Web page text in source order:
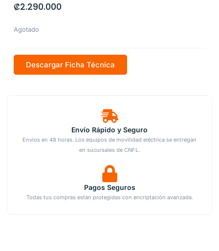
₡2.290.000
Agotado
Descargar Ficha Técnica
Envío Rápido y Seguro
Envíos en 48 horas. Los equipos de movilidad eléctrica se entregan
en sucursales de CNFL.
Pagos Seguros
Todas tus compras están protegidas con encriptación avanzada.